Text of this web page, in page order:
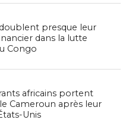
presque leur
dans la lutte
Congo
africains portent
Cameroun après leur
Unis